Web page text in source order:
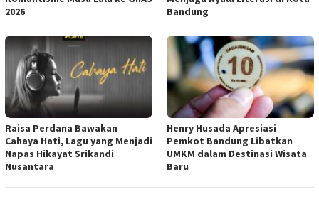
2026
Bandung
Raisa Perdana Bawakan
Cahaya Hati, Lagu yang Menjadi
Napas Hikayat Srikandi
Nusantara
Henry Husada Apresiasi
Pemkot Bandung Libatkan
UMKM dalam Destinasi Wisata
Baru